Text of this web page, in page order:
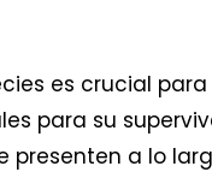
es crucial
para su
a lo